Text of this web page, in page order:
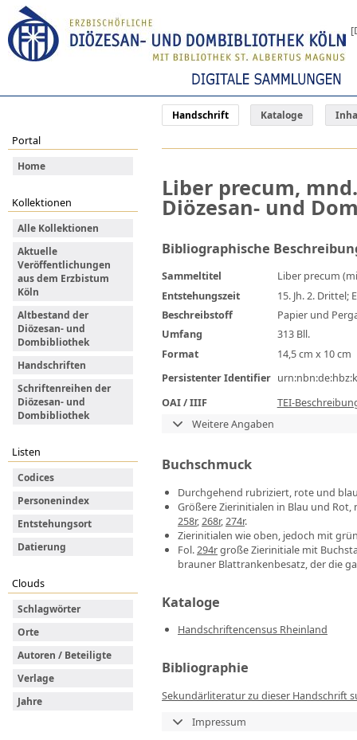
Handschrift Kataloge
Portal
Home
Kollektionen
Alle Kollektionen
Aktuelle
Veröffentlichungen
aus dem Erzbistum
Köln
Altbestand der
Diözesan- und
Dombibliothek
Handschriften
Schriftenreihen der
Diözesan- und
Dombibliothek
Listen
Codices
Personenindex
Entstehungsort
Datierung
Clouds
Schlagwörter
Orte
Autoren / Beteiligte
Verlage
Jahre
Liber precum,
Diözesan- und
Bibliographische
Sammeltitel
Liber precum
Entstehungszeit
15. Jh. 2. Drittel;
Beschreibstoff
Papier und
Umfang
313 Bll.
Format
14,5 cm x 10 cm
Persistenter Identifier
OAI / IIIF
TEI-
Weitere Angaben
Buchschmuck
Durchgehend rubriziert, rote und
Größere Zierinitialen in Blau und
258r,268r,274r.
Zierinitialen wie oben, jedoch mit
Fol.294rgroße Zierinitiale mit
brauner Blattrankenbesatz, der die
Kataloge
Handschriftencensus Rheinland
Bibliographie
Sekundärliteratur zu dieser Handschrift
Impressum